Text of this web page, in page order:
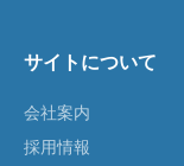
サイトについて
会社案内
採用情報